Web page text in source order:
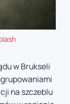
w Brukseli
na szczeblu